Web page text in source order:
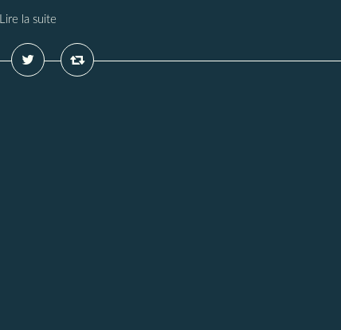
Lire la suite